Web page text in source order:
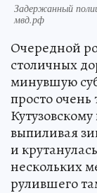
Задержанный
мвд.рф
Очередной
столичных
минувшую
просто очень
выпиливая
и
нескольких
рулившего